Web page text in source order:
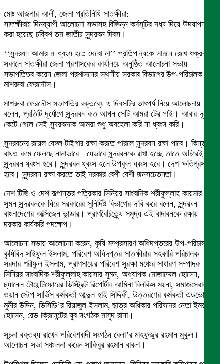
মোঃ আজগার আলী, জেলা প্রতিনিধি সাতক্ষীরা:
সাতক্ষীরায় দিনব্যাপী আলোচনা সভাসহ বিভিন্ন কর্মসূচির মধ্য দিয়ে উদযাপন
করা হয়েছে চব্বিশ তম জাতীয় সুন্দরবন দিবস।
‘‘সুন্দরবন আমার মা ধ্বংস হতে দেবো না’’ প্রতিপাদ্যকে সামনে রেখে শুক্রবার
সকালে সাতক্ষীরা জেলা প্রশাসকের কার্যালয়ে অনুষ্ঠিত আলোচনা সভায়
সভাপতিত্ব করেন জেলা প্রশাসনের স্থানীয় সরকার বিভাগের উপ-পরিচালক
মাশরুবা ফেরদৌস।
মাশরুবা ফেরদৌস সভাপতির বক্তব্যে ও দিবসটির তাৎপর্য নিয়ে আলোচনায়
বলেন, প্রতিটি দূর্যোগে সুন্দরবন কত আপন সেটি আমরা টের পাই। আবার দূর্যোগ
কেটে গেলে সেই সুন্দরবনকে আমরা শুধু অবহেলা করি না ধ্বংস করি।
সুন্দরবনের রয়েল বেঙ্গল টাইগার রক্ষা করতে পারলে সুন্দরবন রক্ষা পাবে। কিন্তু
বাঘও কমে ফেলছে নানাভাবে। যেভাবে সুন্দরবনকে রাখা হচ্ছে তাতে অচিরেই
সুন্দরবন ধ্বংস হবে। সুন্দরবন ধ্বংস হলে উপকূল ধ্বংস হবে। দেশ ক্ষতিগ্রস্থ
হবে। সুন্দরবন রক্ষা করতে তাই দরকার বেশী বেশী জনসচেতনতা।
দেশ টিভি ও দেশ রূপান্তর পত্রিকার সিনিয়র সাংবাদিক শরীফুল্লাহ কায়সার
সুমন সুন্দরবনকে ঘিরে সরকারের সুনির্দিষ্ট বিভাগের দাবি করে বলেন, সুন্দরবন
বাংলাদেশের অক্সিজেন ভান্ডার। প্রাণবৈচিত্র্যে সমৃদ্ধ এই বাদাবনকে রক্ষায়
দরকার কার্যকরি পদক্ষেপ।
আলোচনা সভায় আলোচনা করেন, কৃষি সম্প্রসারণ অধিদপ্তরের উপ-পরিচালক
কৃষিবিদ সাইফুল ইসলাম, পরিবেশ অধিদপ্তর সাতক্ষীরার সহকারি পরিচালক
সরদার শরীফুল ইসলাম, প্রাণসায়ের পরিবেশ সুরক্ষা মঞ্চের সাধারণ সম্পাদক
সিনিয়র সাংবাদিক শরীফুল্লাহ কায়সার সুমন, অধ্যাপক মোজাম্মেল হোসেন,
চ্যানেল টোয়েন্টিফোরের ডিস্ট্রিক্ট রিপোর্টার আমিনা বিলকিস ময়না, সমাজসেবার
ওয়ান স্টেপ সার্ভিস কর্মকর্তা আব্দুল হাই সিদ্দিকী, উত্তরণের কর্মকর্তা এডভোকেট
মুনীর উদ্দিন, ডিসিডি’র রিয়াজুল ইসলাম, ছাত্র অধিকার পরিষদের নেতা ইমরান
হোসেন, রেড ক্রিসেন্টের যুব সংগঠক মাসুদ রানা।
সূচনা বক্তব্য রাখেন পরিবেশবাদী সংগঠন বেলা’র মাহফুজুর রহমান মুকুল।
আলোচনা সভা সঞ্চালনা করেন সাকিবুর রহমান বাবলা।